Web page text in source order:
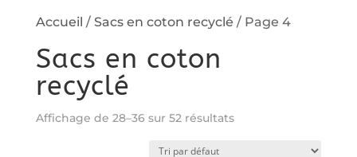
Accueil / Sacs en coton recyclé / Page 4
Sacs en coton
recyclé
Affichage de 28–36 sur 52 résultats